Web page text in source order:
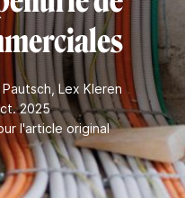
,Lex Kleren
2025
l'article original